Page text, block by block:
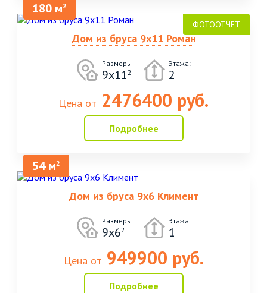
180 м2
Дом из бруса 9х11 Роман
Размеры
9х112
Этажа:
2
Цена от 2476400 руб.
Подробнее
54 м2
Дом из бруса 9х6 Климент
Размеры
9х62
Этажа:
1
Цена от 949900 руб.
Подробнее